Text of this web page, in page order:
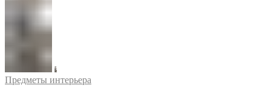
Предметы интерьера